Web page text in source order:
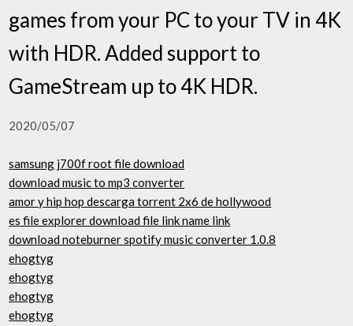
games from your PC to your TV in 4K
with HDR. Added support to
GameStream up to 4K HDR.
2020/05/07
samsung j700f root file download
download music to mp3 converter
amor y hip hop descarga torrent 2x6 de hollywood
es file explorer download file link name link
download noteburner spotify music converter 1.0.8
ehogtyg
ehogtyg
ehogtyg
ehogtyg